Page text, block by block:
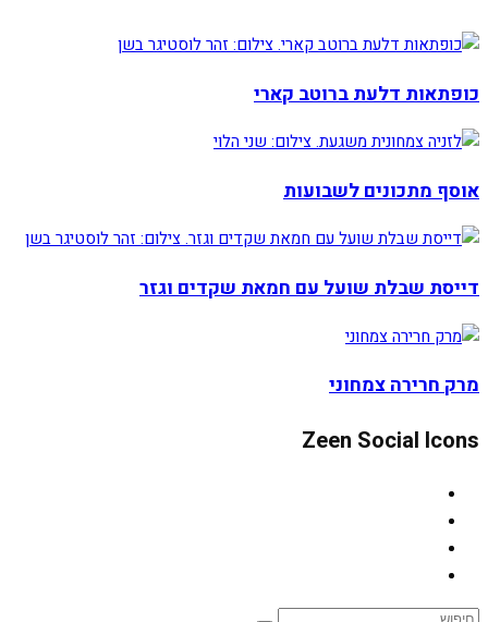
כופתאות דלעת ברוטב קארי
אוסף מתכונים לשבועות
דייסת שבלת שועל עם חמאת שקדים וגזר
מרק חרירה צמחוני
Zeen Social Icons